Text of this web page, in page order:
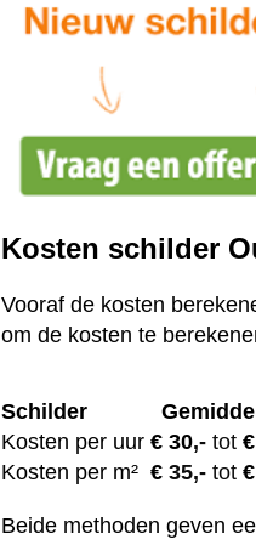
Kosten schilder
Vooraf de kosten
om de kosten te
Schilder
Kosten per uur € 30,-tot
Kosten per m²€35,- tot
Beide methoden geven